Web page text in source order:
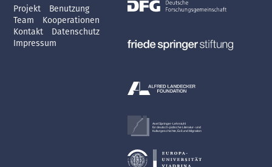
Projekt
Benutzung
Team
Kooperationen
Kontakt
Datenschutz
Impressum
Axel Springer-Lehrstuhl
für deutsch-jüdische Literatur- und
Kulturgeschichte, Exil und Migration